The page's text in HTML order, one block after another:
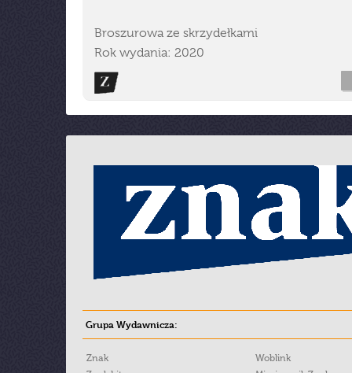
Broszurowa ze skrzydełkami
Rok wydania: 2020
Grupa Wydawnicza:
Znak
Woblink